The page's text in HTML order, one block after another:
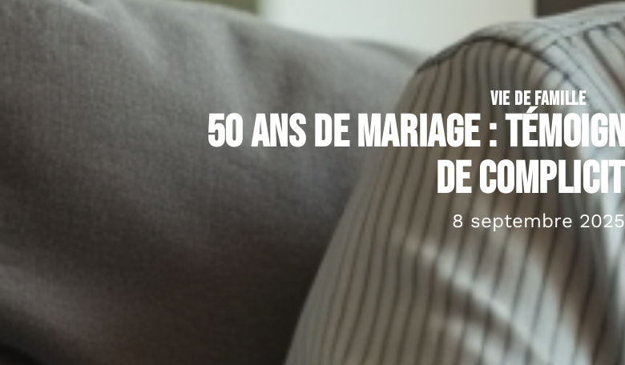
VIE DE FAMILLE
50 ans de mariage :
de
8 septembre 2025